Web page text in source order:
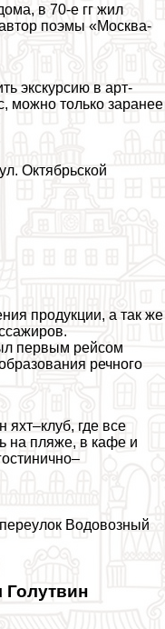
в 70-е гг жил
поэмы «Москва-
экскурсию в арт-
можно только заранее
Октябрьской
продукции, а так же
первым рейсом
речного
яхт–клуб, где все
на пляже, в кафе и
Водовозный
Голутвин